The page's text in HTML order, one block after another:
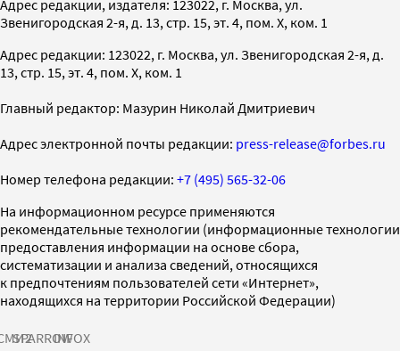
Адрес редакции, издателя: 123022, г. Москва, ул.
Звенигородская 2-я, д. 13, стр. 15, эт. 4, пом. X, ком. 1
Адрес редакции: 123022, г. Москва, ул. Звенигородская 2-я, д.
13, стр. 15, эт. 4, пом. X, ком. 1
Главный редактор: Мазурин Николай Дмитриевич
Адрес электронной почты редакции: press-release@forbes.ru
Номер телефона редакции: +7 (495) 565-32-06
На информационном ресурсе применяются
рекомендательные технологии (информационные технологии
предоставления информации на основе сбора,
систематизации и анализа сведений, относящихся
к предпочтениям пользователей сети «Интернет»,
находящихся на территории Российской Федерации)
SPARROWINFOX